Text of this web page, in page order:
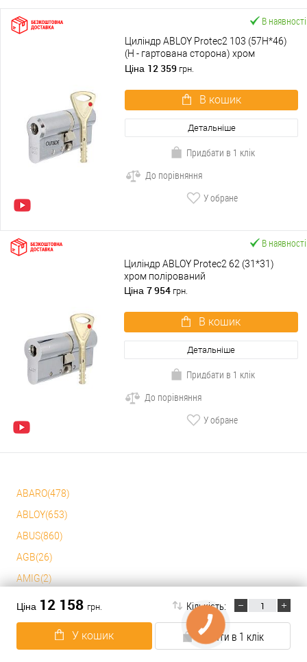
Ціна 12 158 грн. Кількість:
У кошик Купити в 1 клік
В наявності
Циліндр ABLOY Protec2 103 (57H*46)
(H - гартована сторона) хром
полірований
Ціна 12 359 грн.
В кошик
Детальніше
Придбати в 1 клік
До порівняння
У обране
В наявності
Циліндр ABLOY Protec2 62 (31*31)
хром полірований
Ціна 7 954 грн.
В кошик
Детальніше
Придбати в 1 клік
До порівняння
У обране
ABARO(478)
ABLOY(653)
ABUS(860)
AGB(26)
AMIG(2)
APECS(107)
BAODELI(1)
CISA(1057)